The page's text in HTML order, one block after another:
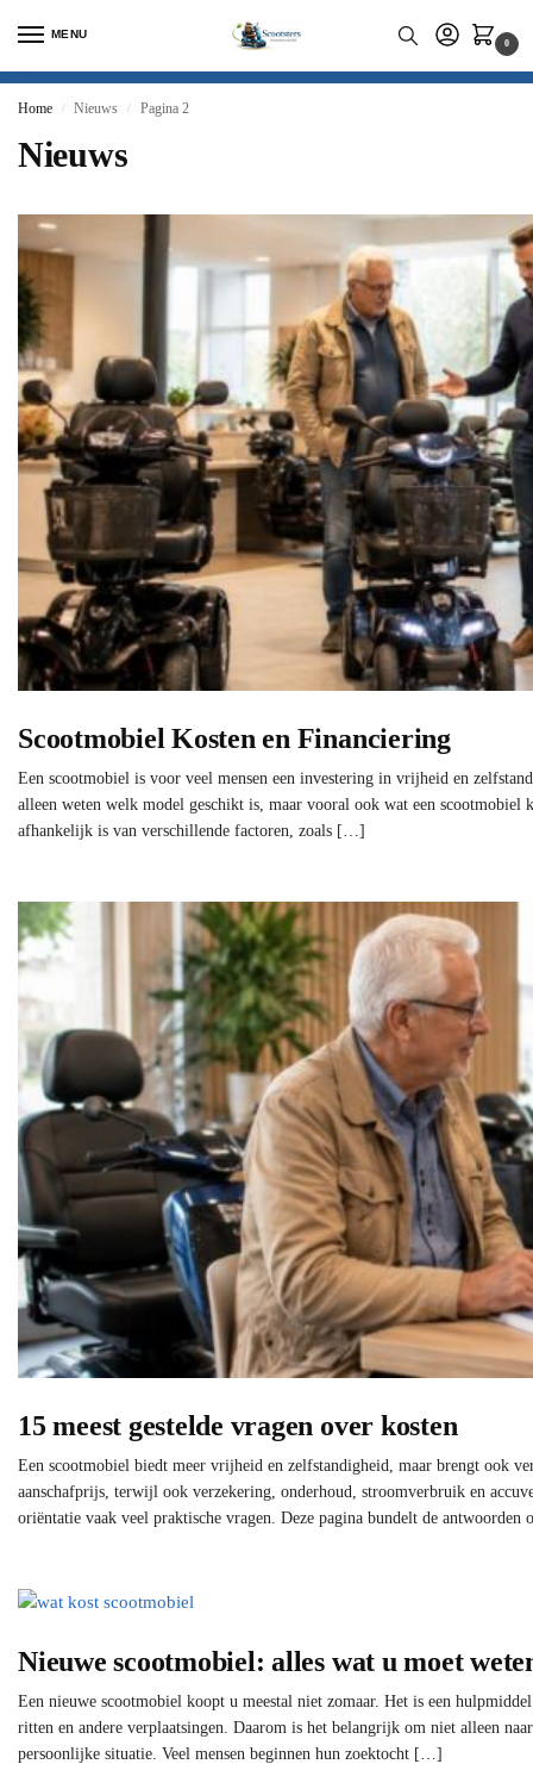
MENU
0
Home / Nieuws / Pagina 2
Nieuws
Scootmobiel Kosten en Financiering
Een scootmobiel is voor veel mensen een investering in vrijheid en
alleen weten welk model geschikt is, maar vooral ook wat een
afhankelijk is van verschillende factoren, zoals […]
15 meest gestelde vragen over kosten
Een scootmobiel biedt meer vrijheid en zelfstandigheid, maar brengt ook
aanschafprijs, terwijl ook verzekering, onderhoud, stroomverbruik en
oriëntatie vaak veel praktische vragen. Deze pagina bundelt de
Nieuwe scootmobiel: alles wat u moet
Een nieuwe scootmobiel koopt u meestal niet zomaar. Het is een
ritten en andere verplaatsingen. Daarom is het belangrijk om niet alleen
persoonlijke situatie. Veel mensen beginnen hun zoektocht […]